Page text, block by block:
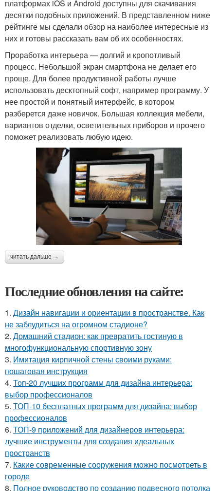
платформах iOS и Android доступны для скачивания
десятки подобных приложений. В представленном ниже
рейтинге мы сделали обзор на наиболее интересные из
них и готовы рассказать вам об их особенностях.
Проработка интерьера — долгий и кропотливый
процесс. Небольшой экран смартфона не делает его
проще. Для более продуктивной работы лучше
использовать десктопный софт, например программу. У
нее простой и понятный интерфейс, в котором
разберется даже новичок. Большая коллекция мебели,
вариантов отделки, осветительных приборов и прочего
поможет реализовать любую идею.
читать дальше →
Последние обновления на сайте:
1. Дизайн навигации и ориентации в пространстве. Как
не заблудиться на огромном стадионе?
2. Домашний стадион: как превратить гостиную в
многофункциональную спортивную зону
3. Имитация кирпичной стены своими руками:
пошаговая инструкция
4. Топ-20 лучших программ для дизайна интерьера:
выбор профессионалов
5. ТОП-10 бесплатных программ для дизайна: выбор
профессионалов
6. ТОП-9 приложений для дизайнеров интерьера:
лучшие инструменты для создания идеальных
пространств
7. Какие современные сооружения можно посмотреть в
городе
8. Полное руководство по созданию подвесного потолка